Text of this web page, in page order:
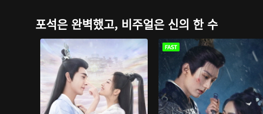
포석은 완벽했고, 비주얼은 신의 한 수